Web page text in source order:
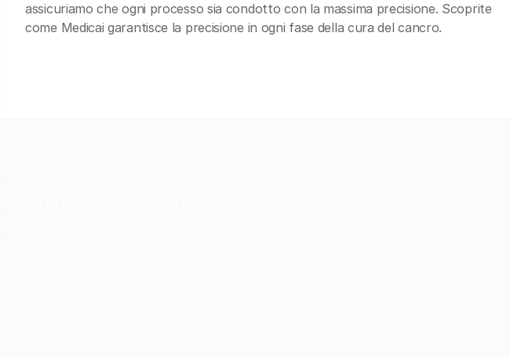
assicuriamo che ogni processo sia condotto con la massima precisione. Scoprite
come Medicai garantisce la precisione in ogni fase della cura del cancro.